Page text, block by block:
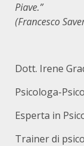
Piave.”
(Francesco
Dott. Irene
Psicologa-
Esperta in
Trainer di